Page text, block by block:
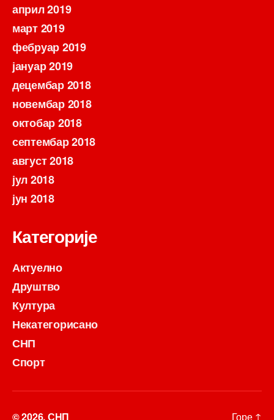
април 2019
март 2019
фебруар 2019
јануар 2019
децембар 2018
новембар 2018
октобар 2018
септембар 2018
август 2018
јул 2018
јун 2018
Категорије
Актуелно
Друштво
Култура
Некатегорисано
СНП
Спорт
© 2026.СНП Горе ↑